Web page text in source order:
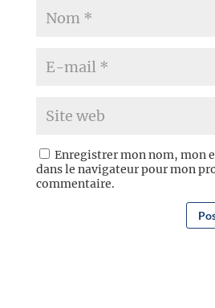
Enregistrer mon nom, mon
dans le navigateur pour mon
commentaire.